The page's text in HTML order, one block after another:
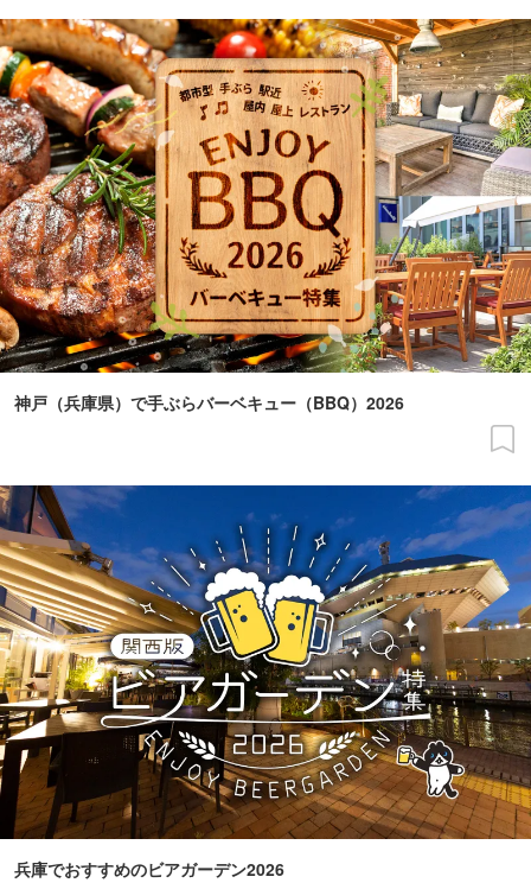
神戸（兵庫県）で手ぶらバーベキュー（BBQ）2026
兵庫でおすすめのビアガーデン2026